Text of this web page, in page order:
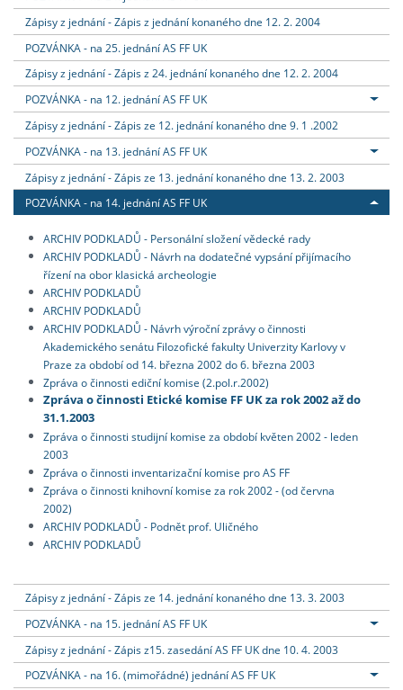
Zápisy z jednání - Zápis z jednání konaného dne 12. 2. 2004
POZVÁNKA - na 25. jednání AS FF UK
Zápisy z jednání - Zápis z 24. jednání konaného dne 12. 2. 2004
POZVÁNKA - na 12. jednání AS FF UK
Zápisy z jednání - Zápis ze 12. jednání konaného dne 9. 1 .2002
POZVÁNKA - na 13. jednání AS FF UK
Zápisy z jednání - Zápis ze 13. jednání konaného dne 13. 2. 2003
POZVÁNKA - na 14. jednání AS FF UK
ARCHIV PODKLADŮ - Personální složení vědecké rady
ARCHIV PODKLADŮ - Návrh na dodatečné vypsání přijímacího
řízení na obor klasická archeologie
ARCHIV PODKLADŮ
ARCHIV PODKLADŮ
ARCHIV PODKLADŮ - Návrh výroční zprávy o činnosti
Akademického senátu Filozofické fakulty Univerzity Karlovy v
Praze za období od 14. března 2002 do 6. března 2003
Zpráva o činnosti ediční komise (2.pol.r.2002)
Zpráva o činnosti Etické komise FF UK za rok 2002 až do
31.1.2003
Zpráva o činnosti studijní komise za období květen 2002 - leden
2003
Zpráva o činnosti inventarizační komise pro AS FF
Zpráva o činnosti knihovní komise za rok 2002 - (od června
2002)
ARCHIV PODKLADŮ - Podnět prof. Uličného
ARCHIV PODKLADŮ
Zápisy z jednání - Zápis ze 14. jednání konaného dne 13. 3. 2003
POZVÁNKA - na 15. jednání AS FF UK
Zápisy z jednání - Zápis z15. zasedání AS FF UK dne 10. 4. 2003
POZVÁNKA - na 16. (mimořádné) jednání AS FF UK